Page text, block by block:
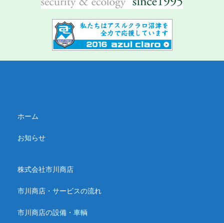
ホーム
お知らせ
株式会社市川商店
市川商店・サービスの流れ
市川商店の設備・車輌